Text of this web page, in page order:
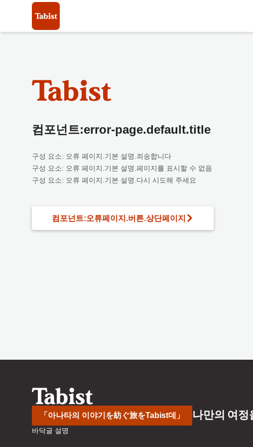
컴포넌트:error-page.default.title
구성 요소: 오류 페이지.기본 설명.죄송합니다
구성 요소: 오류 페이지.기본 설명.페이지를 표시할 수 없음
구성 요소: 오류 페이지.기본 설명.다시 시도해 주세요
컴포넌트:오류페이지.버튼.상단페이지
「아나타의 이야기を紡ぐ旅をTabist데」 나만의 여
바닥글 설명